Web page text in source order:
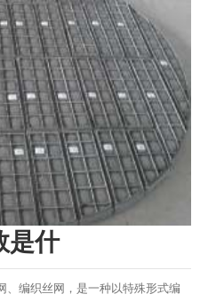
是什
、编织丝网，是一种以特殊形式编